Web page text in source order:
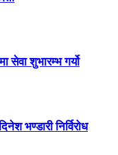
सेवा शुभारम्भ गर्यो
भण्डारी निर्विरोध